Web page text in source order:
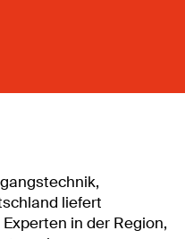
liefert
in der Region,